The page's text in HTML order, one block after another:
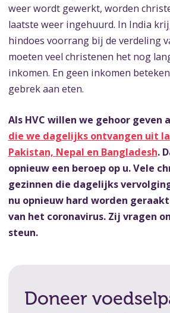
weer wordt gewerkt, worden
laatste weer ingehuurd. In India
hindoes voorrang bij de verdeling
moeten veel christenen het nog
inkomen. En geen inkomen
gebrek aan eten.
Als HVC willen we gehoor geven
die we dagelijks ontvangen uit
Pakistan, Nepal en Bangladesh.
opnieuw een beroep op u. Vele
gezinnen die dagelijks
nu opnieuw hard worden
van het coronavirus. Zij vragen
steun.
Doneer